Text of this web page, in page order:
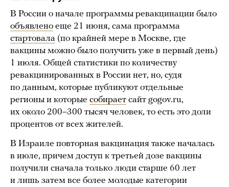
В России о начале программы ревакцинации было
объявлено еще 21 июня, сама программа
стартовала (по крайней мере в Москве, где
вакцины можно было получить уже в первый день)
1 июля. Общей статистики по количеству
ревакцинированных в России нет, но, судя
по данным, которые публикуют отдельные
регионы и которые собирает сайт gogov.ru,
их около 200–300 тысяч человек, то есть это доли
процентов от всех жителей.
В Израиле повторная вакцинация также началась
в июле, причем доступ к третьей дозе вакцины
получили сначала только люди старше 60 лет
и лишь затем все более молодые категории